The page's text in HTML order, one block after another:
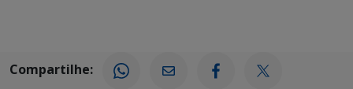
Compartilhe: